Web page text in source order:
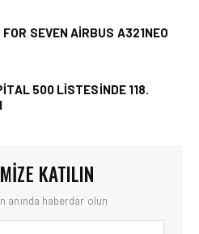
SEVEN AIRBUS A321NEO
500 LISTESINDE 118.
KATILIN
anında haberdar olun